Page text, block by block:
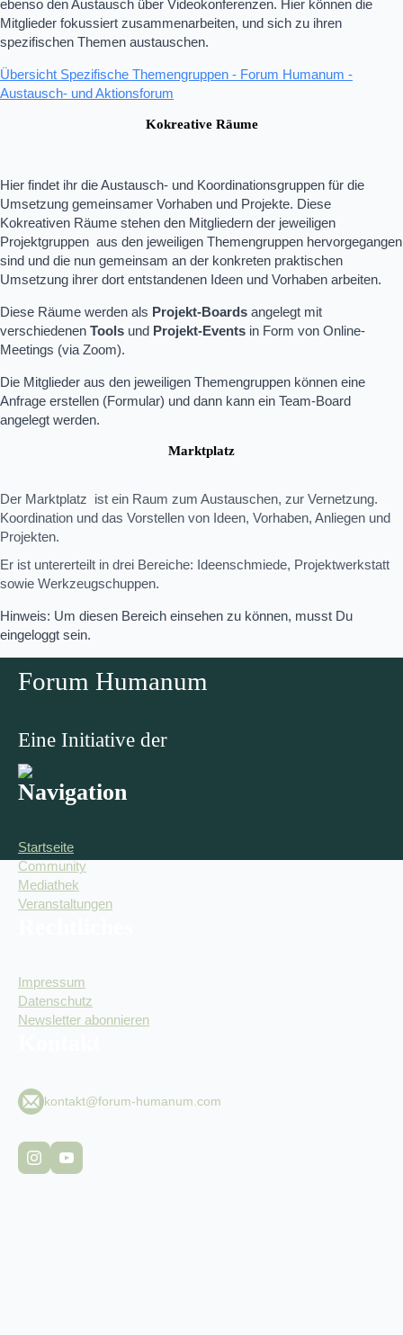
ebenso den Austausch über Videokonferenzen. Hier können die
Mitglieder fokussiert zusammenarbeiten, und sich zu ihren
spezifischen Themen austauschen.
Übersicht Spezifische Themengruppen - Forum Humanum -
Austausch- und Aktionsforum
Kokreative Räume
Hier findet ihr die Austausch- und Koordinationsgruppen für die
Umsetzung gemeinsamer Vorhaben und Projekte. Diese
Kokreativen Räume stehen den Mitgliedern der jeweiligen
Projektgruppen aus den jeweiligen Themengruppen hervorgegangen
sind und die nun gemeinsam an der konkreten praktischen
Umsetzung ihrer dort entstandenen Ideen und Vorhaben arbeiten.
Diese Räume werden als Projekt-Boards angelegt mit
verschiedenen Tools und Projekt-Events in Form von Online-
Meetings (via Zoom).
Die Mitglieder aus den jeweiligen Themengruppen können eine
Anfrage erstellen (Formular) und dann kann ein Team-Board
angelegt werden.
Marktplatz
Der Marktplatz ist ein Raum zum Austauschen, zur Vernetzung.
Koordination und das Vorstellen von Ideen, Vorhaben, Anliegen und
Projekten.
Er ist untererteilt in drei Bereiche: Ideenschmiede, Projektwerkstatt
sowie Werkzeugschuppen.
Hinweis: Um diesen Bereich einsehen zu können, musst Du
eingeloggt sein.
Forum Humanum
Eine Initiative der
Navigation
Startseite
Community
Mediathek
Veranstaltungen
Impressum
Datenschutz
Newsletter abonnieren
kontakt@forum-humanum.com